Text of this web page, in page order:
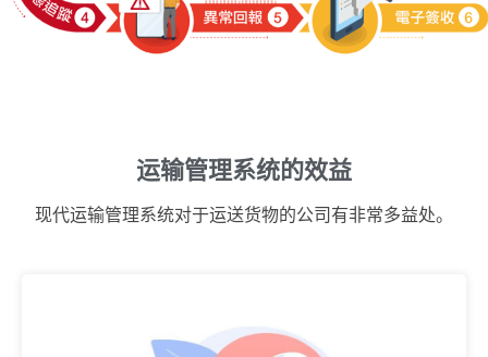
运输管理系统的效益
现代运输管理系统对于运送货物的公司有非常多益处。